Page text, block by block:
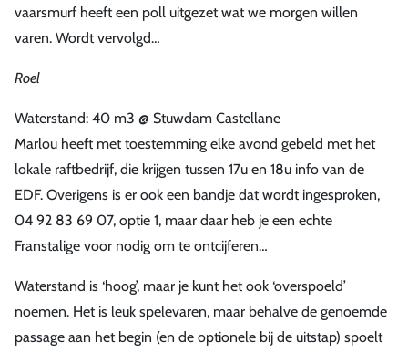
vaarsmurf heeft een poll uitgezet wat we morgen willen
varen. Wordt vervolgd…
Roel
Waterstand: 40 m3 @ Stuwdam Castellane
Marlou heeft met toestemming elke avond gebeld met het
lokale raftbedrijf, die krijgen tussen 17u en 18u info van de
EDF. Overigens is er ook een bandje dat wordt ingesproken,
04 92 83 69 07, optie 1, maar daar heb je een echte
Franstalige voor nodig om te ontcijferen…
Waterstand is ‘hoog’, maar je kunt het ook ‘overspoeld’
noemen. Het is leuk spelevaren, maar behalve de genoemde
passage aan het begin (en de optionele bij de uitstap) spoelt